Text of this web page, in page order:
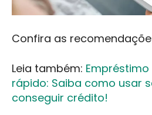
Confira as
Leia também:
rápido: Saiba como usar
conseguir crédito!